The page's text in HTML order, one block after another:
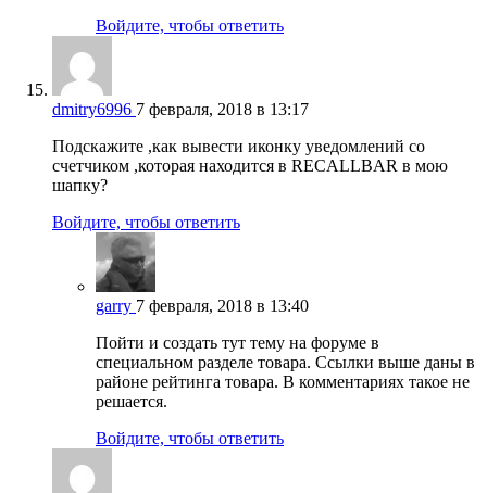
Войдите, чтобы ответить
dmitry6996 7 февраля, 2018 в 13:17
Подскажите ,как вывести иконку уведомлений со
счетчиком ,которая находится в RECALLBAR в мою
шапку?
Войдите, чтобы ответить
garry 7 февраля, 2018 в 13:40
Пойти и создать тут тему на форуме в
специальном разделе товара. Ссылки выше даны в
районе рейтинга товара. В комментариях такое не
решается.
Войдите, чтобы ответить